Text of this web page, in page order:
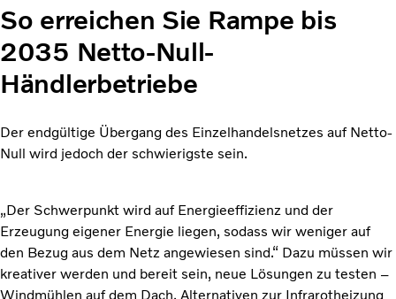
So erreichen Sie Rampe bis
2035 Netto-Null-
Händlerbetriebe
Der endgültige Übergang des Einzelhandelsnetzes auf Netto-
Null wird jedoch der schwierigste sein.
„Der Schwerpunkt wird auf Energieeffizienz und der
Erzeugung eigener Energie liegen, sodass wir weniger auf
den Bezug aus dem Netz angewiesen sind.“ Dazu müssen wir
kreativer werden und bereit sein, neue Lösungen zu testen –
Windmühlen auf dem Dach, Alternativen zur Infrarotheizung